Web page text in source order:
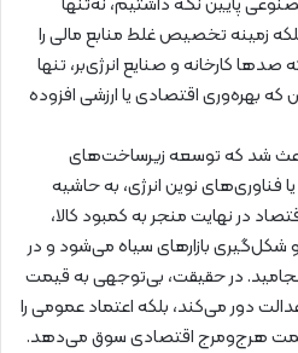
زمینه‌ تخصیص غلط منابع مالی را
کارخانه و صنایع انرژی‌بر، تنها
که بهره‌وری اقتصادی یا ارزشی افزوده
باعث شد که توسعه‌ زیرساخت‌های
فناوری‌های نوین انرژی، به حاشیه
در نهایت منجر به کمبود کالا،
بازارهای سیاه می‌شود و در
در حقیقت، بی‌توجهی به قیمت
و عدالت دور می‌کند، بلکه اعتماد عمومی را
سمت هرج‌ومرج اقتصادی سوق می‌دهد.